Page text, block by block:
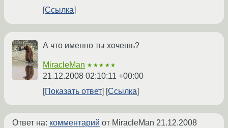
Ссылка
А что именно ты хочешь?
MiracleMan ★★★★★
21.12.2008 02:10:11 +00:00
Показать ответ
Ссылка
Ответ на: комментарий от MiracleMan 21.12.2008